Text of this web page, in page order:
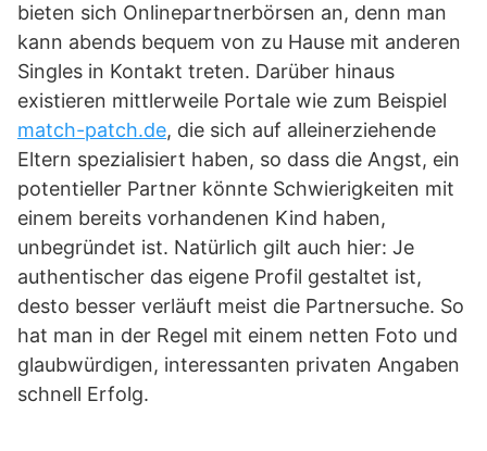
bieten sich Onlinepartnerbörsen an, denn man
kann abends bequem von zu Hause mit anderen
Singles in Kontakt treten. Darüber hinaus
existieren mittlerweile Portale wie zum Beispiel
match-patch.de, die sich auf alleinerziehende
Eltern spezialisiert haben, so dass die Angst, ein
potentieller Partner könnte Schwierigkeiten mit
einem bereits vorhandenen Kind haben,
unbegründet ist. Natürlich gilt auch hier: Je
authentischer das eigene Profil gestaltet ist,
desto besser verläuft meist die Partnersuche. So
hat man in der Regel mit einem netten Foto und
glaubwürdigen, interessanten privaten Angaben
schnell Erfolg.